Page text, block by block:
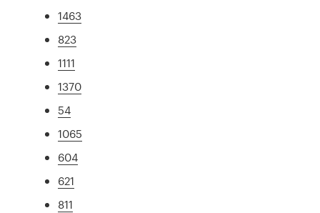
1463
823
1111
1370
54
1065
604
621
811